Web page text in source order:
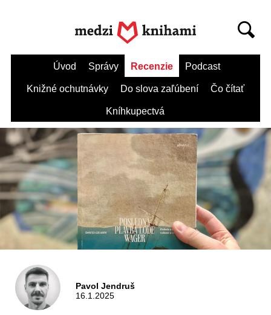
Úvod Správy Recenzie Podcast
Knižné ochutnávky Do slova zaľúbení Čo čítať
Kníhkupectvá
Pavol Jendruš
16.1.2025